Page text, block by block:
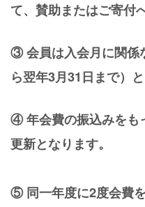
て、賛助またはご寄付
③会員は入会月に関
ら翌年3月31日まで）
④ 年会費の振込みをも
更新となります。
⑤ 同一年度に2度会費